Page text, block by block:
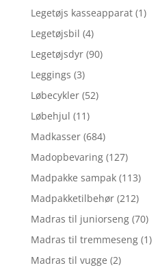
Legetøjs kasseapparat (1)
Legetøjsbil (4)
Legetøjsdyr (90)
Leggings (3)
Løbecykler (52)
Løbehjul (11)
Madkasser (684)
Madopbevaring (127)
Madpakke sampak (113)
Madpakketilbehør (212)
Madras til juniorseng (70)
Madras til tremmeseng (1)
Madras til vugge (2)